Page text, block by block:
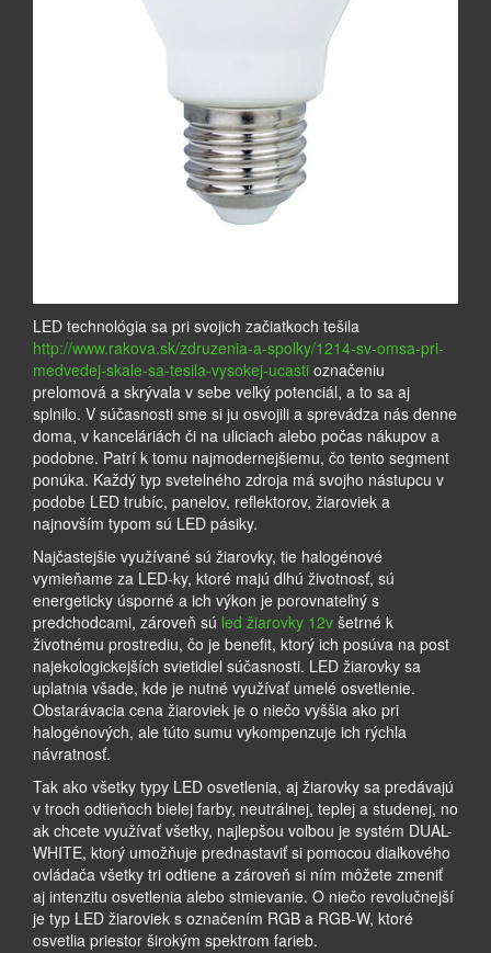
LED technológia sa pri svojich začiatkoch tešila
http://www.rakova.sk/zdruzenia-a-spolky/1214-sv-omsa-pri-
medvedej-skale-sa-tesila-vysokej-ucasti označeniu
prelomová a skrývala v sebe veľký potenciál, a to sa aj
splnilo. V súčasnosti sme si ju osvojili a sprevádza nás denne
doma, v kanceláriách či na uliciach alebo počas nákupov a
podobne. Patrí k tomu najmodernejšiemu, čo tento segment
ponúka. Každý typ svetelného zdroja má svojho nástupcu v
podobe LED trubíc, panelov, reflektorov, žiaroviek a
najnovším typom sú LED pásiky.
Najčastejšie využívané sú žiarovky, tie halogénové
vymieňame za LED-ky, ktoré majú dlhú životnosť, sú
energeticky úsporné a ich výkon je porovnateľný s
predchodcami, zároveň sú led žiarovky 12v šetrné k
životnému prostrediu, čo je benefit, ktorý ich posúva na post
najekologickejších svietidiel súčasnosti. LED žiarovky sa
uplatnia všade, kde je nutné využívať umelé osvetlenie.
Obstarávacia cena žiaroviek je o niečo vyššia ako pri
halogénových, ale túto sumu vykompenzuje ich rýchla
návratnosť.
Tak ako všetky typy LED osvetlenia, aj žiarovky sa predávajú
v troch odtieňoch bielej farby, neutrálnej, teplej a studenej, no
ak chcete využívať všetky, najlepšou voľbou je systém DUAL-
WHITE, ktorý umožňuje prednastaviť si pomocou diaľkového
ovládača všetky tri odtiene a zároveň si ním môžete zmeniť
aj intenzitu osvetlenia alebo stmievanie. O niečo revolučnejší
je typ LED žiaroviek s označením RGB a RGB-W, ktoré
osvetlia priestor širokým spektrom farieb.